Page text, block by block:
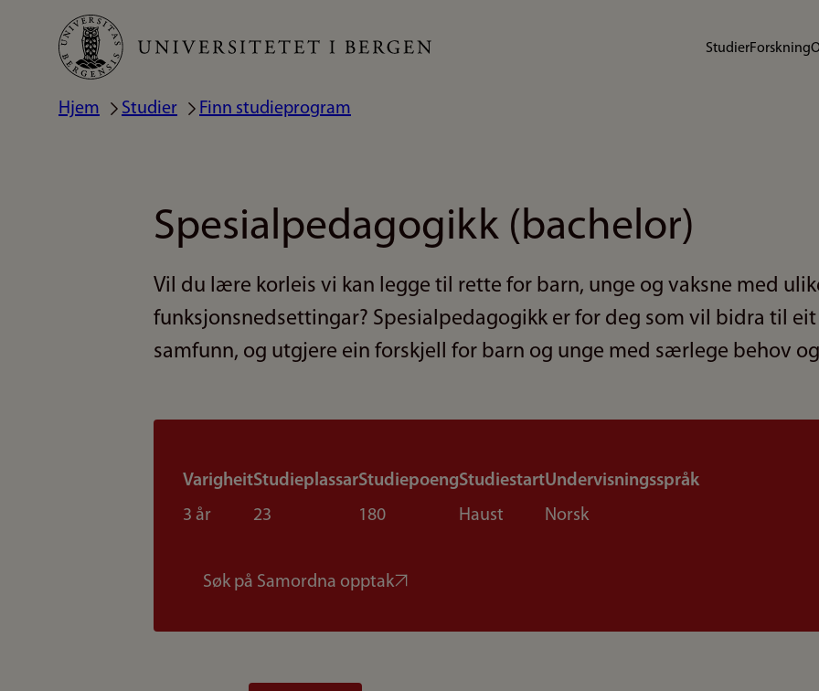
Hopp
hovedinnhold
StudierForskning
Navigasjonssti
Hjem Studier Finn studieprogram
Spesialpedagogikk (bachelor)
Vil du lære korleis vi kan legge til rette for barn, unge og vaksne med
funksjonsnedsettingar? Spesialpedagogikk er for deg som vil bidra til
samfunn, og utgjere ein forskjell for barn og unge med særlege behov
Varigheit
3 år
Studieplassar
23
Studiepoeng
180
Studiestart
Haust
Undervisningsspråk
Norsk
Søk på Samordna opptak